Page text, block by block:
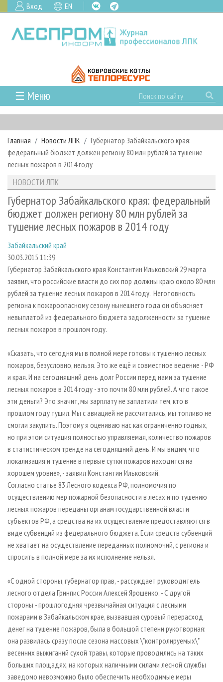
Вход EN
☰ Меню
ГЛАВНАЯ
РУБРИКИ И ТЕМЫ
РУБРИКИ ЖУРНАЛА
ЛЕСНОЕ ХОЗЯЙСТВО
ЛЕСОЗАГОТОВКА
ЛЕСОПИЛЕНИЕ
ДЕРЕВООБРАБОТКА
СУШКА ДРЕВЕСИНЫ
ПРОИЗВОДСТВО ДРЕВЕСНЫХ ПЛИТ
ДЕРЕВЯННОЕ ДОМОСТРОЕНИЕ
ПРОИЗВОДСТВО МЕБЕЛИ
БИОЭНЕРГЕТИКА
ЦБП
ИНСТРУМЕНТ И МАТЕРИАЛЫ
НОВОСТИ
КАЛЕНДАРЬ СОБЫТИЙ
НОВОСТИ ЛПК
НОВОСТИ ЖУРНАЛА
НОВОСТИ КОМПАНИЙ
ПРОЕКТЫ ЛПИ
АНАЛИТИКА
ПРЕДПРИЯТИЯ ЛПК
ЛЕСНЫЕ РЕГИОНЫ РОССИИ
ПЕРСОНЫ
МОБИЛЬНЫЕ ВЫСТАВКИ
ОФИЦИАЛЬНЫЕ ДЕЛЕГАЦИИ
ПРИОРИТЕТНЫЕ ИНВЕСТПРОЕКТЫ
RUSSIAN FORESTRY REVIEW
ГАЗЕТА ЛЕСПРОМФОРУМ
БИБЛИОТЕКА СПЕЦИАЛИСТА
АРХИВ
АРХИВ ЖУРНАЛОВ
СТАТЬИ
О ЖУРНАЛЕ
ПОДПИСКА
КОНТАКТЫ
РЕКЛАМОДАТЕЛЯМ
РЕКЛАМА
РЕКЛАМА НА САЙТЕ
Главная Новости ЛПК
Губернатор Забайкальского края:
федеральный бюджет должен региону 80 млн рублей за тушение
лесных пожаров в 2014 году
НОВОСТИ ЛПК
Губернатор Забайкальского края: федеральный
бюджет должен региону 80 млн рублей за
тушение лесных пожаров в 2014 году
Забайкальский край
30.03.2015 11:39
Губернатор Забайкальского края Константин Ильковский 29 марта
заявил, что российские власти до сих пор должны краю около 80 млн
рублей за тушение лесных пожаров в 2014 году. Неготовность
региона к пожароопасному сезону нынешнего года он объясняет
невыплатой из федерального бюджета задолженности за тушение
лесных пожаров в прошлом году.
«Сказать, что сегодня мы в полной мере готовы к тушению лесных
пожаров, безусловно, нельзя. Это же ещё и совместное ведение - РФ
и края. И на сегодняшний день долг России перед нами за тушение
лесных пожаров в 2014 году - это почти 80 млн рублей. А что такое
эти деньги? Это значит, мы зарплату не заплатили тем, кто в
прошлом году тушил. Мы с авиацией не рассчитались, мы топливо не
смогли закупить. Поэтому я оцениваю нас как ограниченно годных,
но при этом ситуация полностью управляемая, количество пожаров
в статистическом тренде на сегодняшний день. И мы видим, что
локализация и тушение в первые сутки пожаров находится на
хорошем уровне», - заявил Константин Ильковский.
Согласно статье 83 Лесного кодекса РФ, полномочия по
осуществлению мер пожарной безопасности в лесах и по тушению
лесных пожаров переданы органам государственной власти
субъектов РФ, а средства на их осуществление предоставляются в
виде субвенций из федерального бюджета. Если средств субвенций
не хватает на осуществление переданных полномочий, с региона и
спросить в полной мере за их исполнение нельзя.
«С одной стороны, губернатор прав, - рассуждает руководитель
лесного отдела Гринпис России Алексей Ярошенко. - С другой
стороны - прошлогодняя чрезвычайная ситуация с лесными
пожарами в Забайкальском крае, вызвавшая суровый перерасход
денег на тушение пожаров, была в большой степени рукотворная:
она развилась сразу после сезона массовых \"контролируемых\"
весенних выжиганий сухой травы, которые проводились на таких
больших площадях, на которых наличными силами лесной службы
заведомо невозможно было обеспечить необходимые меры